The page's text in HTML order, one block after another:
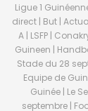
Ligue 1
direct | But |
A | LSFP |
Guineen |
Stade du 28
Equipe de
Guinée | Le
septembre |